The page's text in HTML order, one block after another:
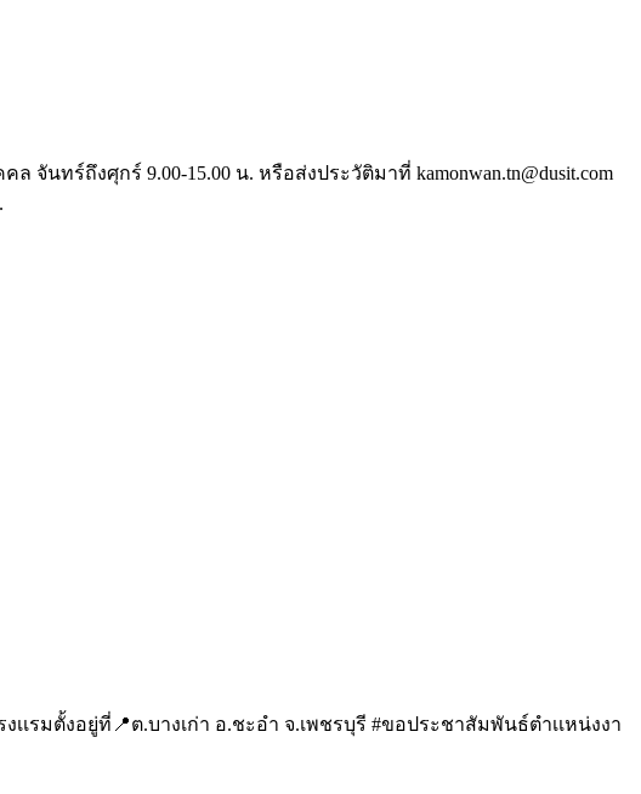
ทร์ถึงศุกร์ 9.00-15.00 น. หรือส่งประวัติมาที่ kamonwan.tn@dusit.com
เเรมตั้งอยู่ที่📍ต.บางเก่า อ.ชะอำ จ.เพชรบุรี #ขอประชาสัมพันธ์ตำเเหน่งงา